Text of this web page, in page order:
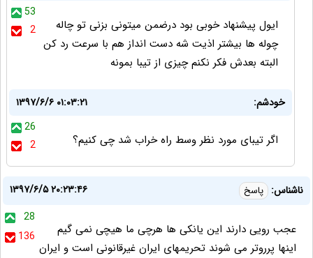
53
2
ایول پیشنهاد خوبی بود درضمن میتونی بزنی تو چاله
چوله ها بیشتر اذیت شه دست انداز هم با سرعت رد کن
البته بعدش فکر نکنم چیزی از تیبا بمونه
خودشم:
۱۳۹۷/۶/۶ ۰۱:۰۳:۲۱
26
2
اگر تیبای مورد نظر وسط راه خراب شد چی کنیم؟
ناشناس: پاسخ
۱۳۹۷/۶/۵ ۲۰:۲۳:۴۶
28
136
عجب رویی دارند این یانکی ها هرچی ما هیچی نمی گیم
اینها پرروتر می شوند تحریمهای ایران غیرقانونی است و ایران